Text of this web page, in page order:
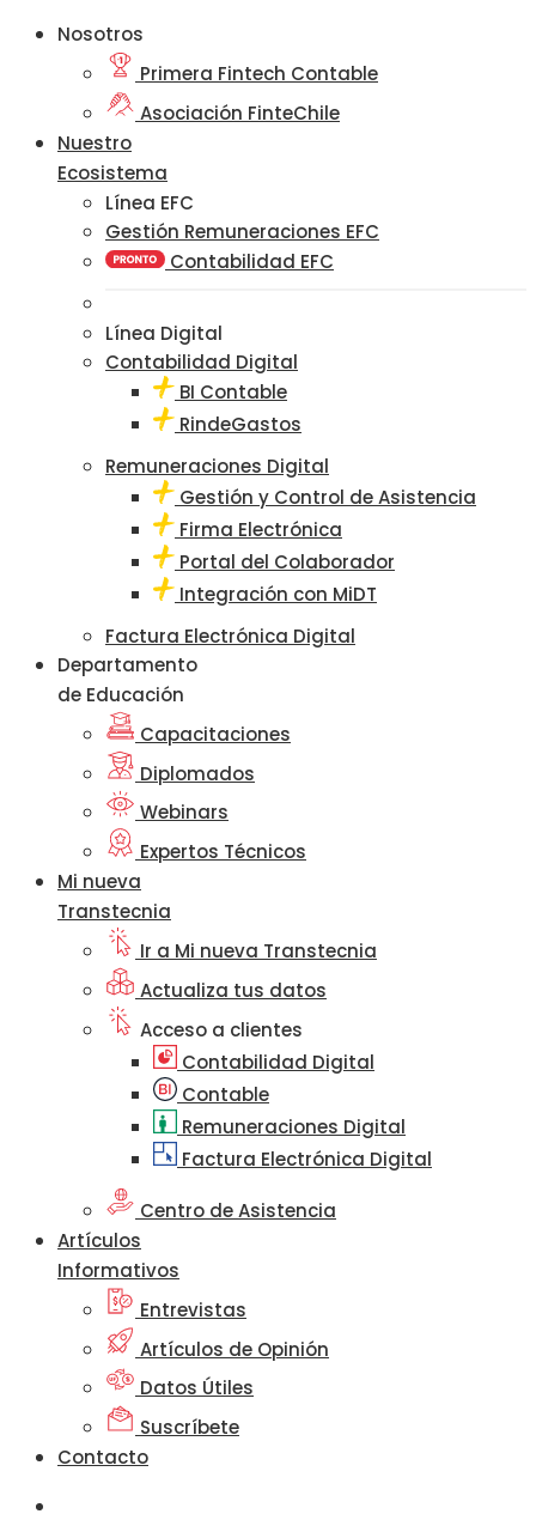
Nosotros
Primera Fintech Contable
Asociación FinteChile
Nuestro
Ecosistema
Línea EFC
Gestión Remuneraciones EFC
Contabilidad EFC
Línea Digital
Contabilidad Digital
BI Contable
RindeGastos
Remuneraciones Digital
Gestión y Control de Asistencia
Firma Electrónica
Portal del Colaborador
Integración con MiDT
Factura Electrónica Digital
Departamento
de Educación
Capacitaciones
Diplomados
Webinars
Expertos Técnicos
Mi nueva
Transtecnia
Ir a Mi nueva Transtecnia
Actualiza tus datos
Acceso a clientes
Contabilidad Digital
Contable
Remuneraciones Digital
Factura Electrónica Digital
Centro de Asistencia
Artículos
Informativos
Entrevistas
Artículos de Opinión
Datos Útiles
Suscríbete
Contacto